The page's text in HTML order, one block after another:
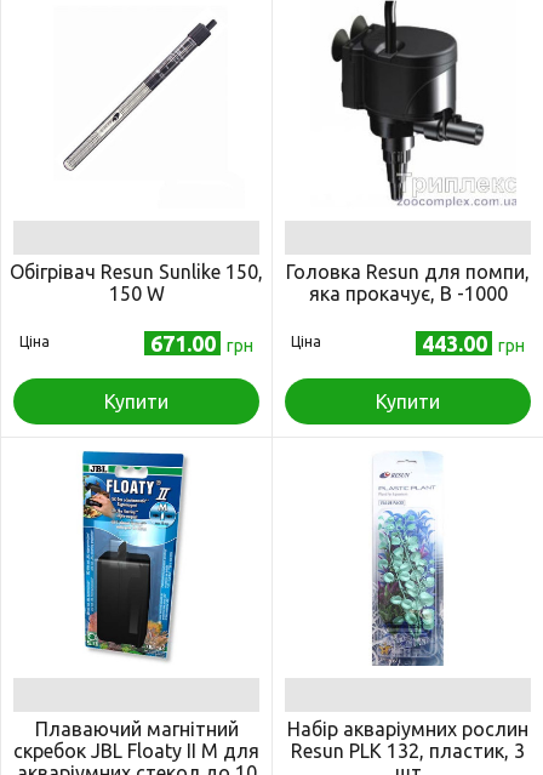
Обігрівач Resun Sunlike 150,
150 W
Ціна 671.00 грн
Купити
Головка Resun для помпи,
яка прокачує, В -1000
Ціна 443.00 грн
Купити
Плаваючий магнітний
скребок JBL Floaty II M для
Набір акваріумних рослин
Resun PLK 132, пластик, 3